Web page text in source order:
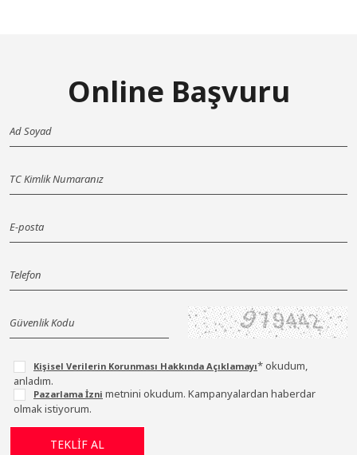
Online Başvuru
Kişisel Verilerin Korunması Hakkında Açıklamayı* okudum,
anladım.
Pazarlama İzni metnini okudum. Kampanyalardan haberdar
olmak istiyorum.